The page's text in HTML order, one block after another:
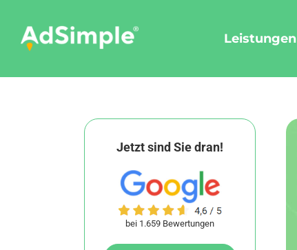
content
Leistungen
Jetzt sind Sie dran!
bei 1.659 Bewertungen